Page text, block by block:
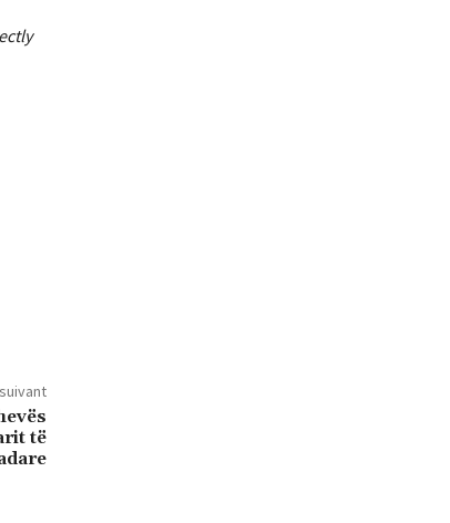
të